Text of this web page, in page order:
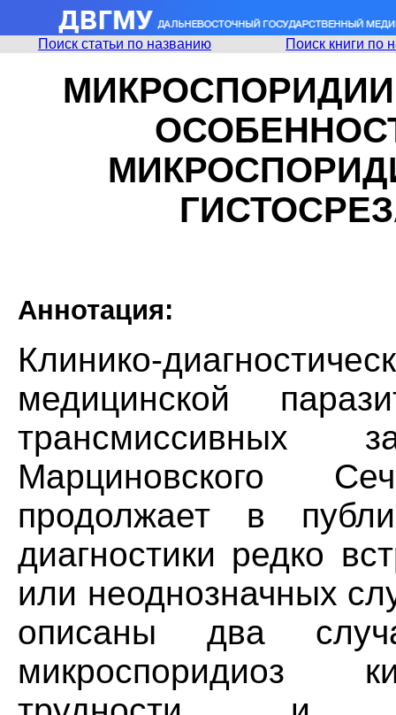
Поиск статьи по названию Поиск книги по
МИКРОСПОРИДИИ
Аннотация:
Клинико-
медицинской
Марциновского
продолжает в
диагностики редко
или неоднозначных
описаны два
микроспоридиоз